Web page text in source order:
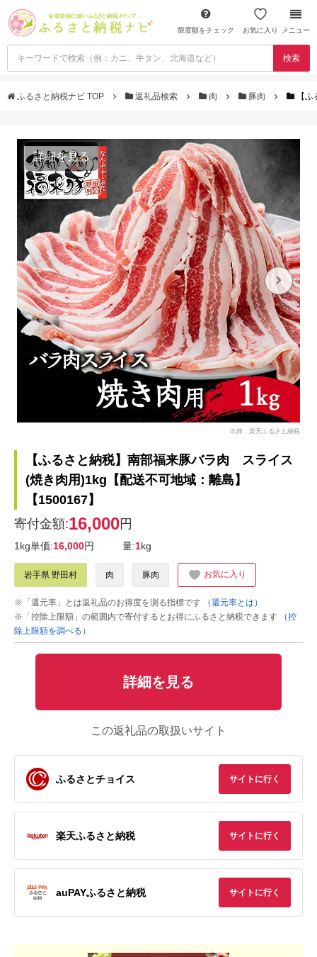
限度額をチェック お気に入り メニュー
検索
ふるさと納税ナビ TOP 返礼品検索 肉 豚肉 【
詳細を見る
出典：楽天ふるさと納税
【ふるさと納税】南部福来豚バラ肉 スライス
(焼き肉用)1kg【配送不可地域：離島】
【1500167】
寄付金額:16,000円
1kg単価:16,000円 量:1kg
岩手県 野田村 肉 豚肉 お気に入り
※「還元率」とは返礼品のお得度を測る指標です
（還元率とは）
※「控除上限額」の範囲内で寄付するとお得にふるさと納税できます
（控
除上限額を調べる）
詳細を見る
この返礼品の取扱いサイト
ふるさとチョイス サイトに行く
楽天ふるさと納税 サイトに行く
auPAYふるさと納税 サイトに行く